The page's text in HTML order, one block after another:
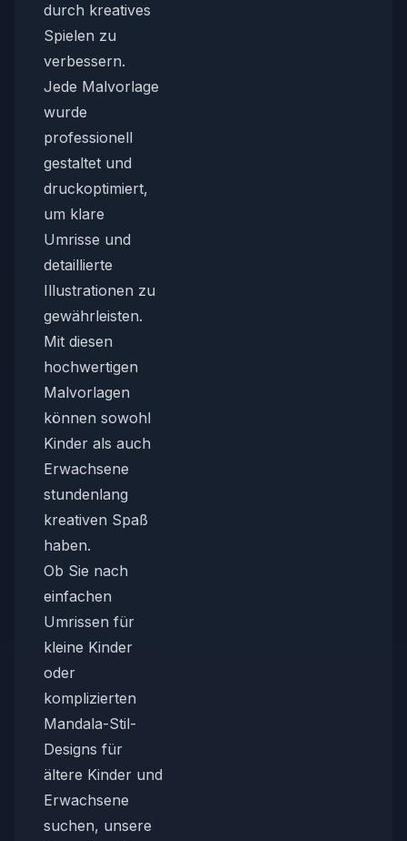
durch kreatives
Spielen zu
verbessern.
Jede Malvorlage
wurde
professionell
gestaltet und
druckoptimiert,
um klare
Umrisse und
detaillierte
Illustrationen zu
gewährleisten.
Mit diesen
hochwertigen
Malvorlagen
können sowohl
Kinder als auch
Erwachsene
stundenlang
kreativen Spaß
haben.
Ob Sie nach
einfachen
Umrissen für
kleine Kinder
oder
komplizierten
Mandala-Stil-
Designs für
ältere Kinder und
Erwachsene
suchen, unsere